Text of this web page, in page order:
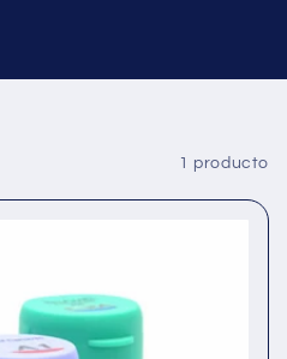
1 producto